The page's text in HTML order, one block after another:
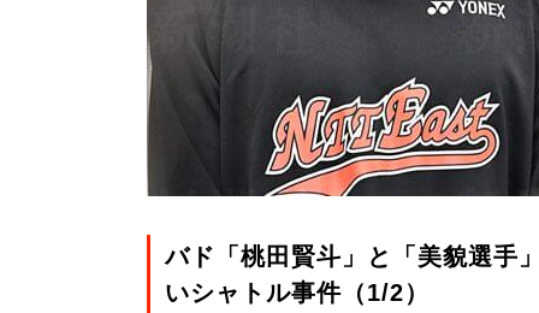
バド「桃田賢斗」と「美貌選手
いシャトル事件（1/2）